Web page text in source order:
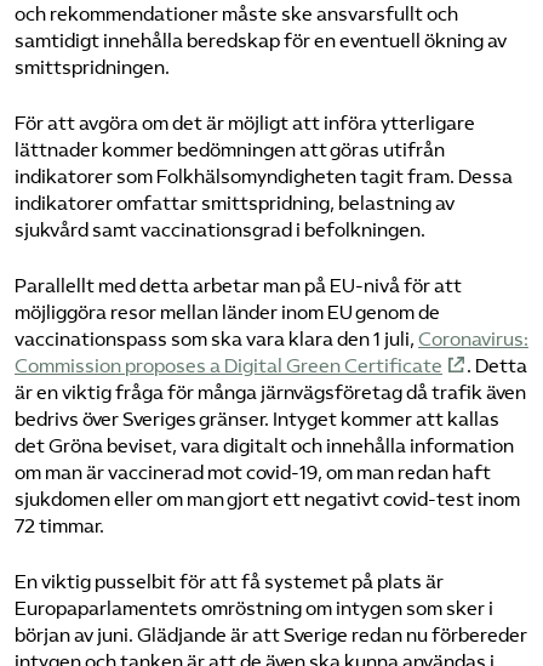
och rekommendationer måste ske ansvarsfullt och
samtidigt innehålla beredskap för en eventuell ökning av
smittspridningen.
För att avgöra om det är möjligt att införa ytterligare
lättnader kommer bedömningen att göras utifrån
indikatorer som Folkhälsomyndigheten tagit fram. Dessa
indikatorer omfattar smittspridning, belastning av
sjukvård samt vaccinationsgrad i befolkningen.
Parallellt med detta arbetar man på EU-nivå för att
möjliggöra resor mellan länder inom EU genom de
vaccinationspass som ska vara klara den 1 juli, Coronavirus:
Commission proposes a Digital Green Certificate
. Detta
är en viktig fråga för många järnvägsföretag då trafik även
bedrivs över Sveriges gränser. Intyget kommer att kallas
det Gröna beviset, vara digitalt och innehålla information
om man är vaccinerad mot covid-19, om man redan haft
sjukdomen eller om man gjort ett negativt covid-test inom
72 timmar.
En viktig pusselbit för att få systemet på plats är
Europaparlamentets omröstning om intygen som sker i
början av juni. Glädjande är att Sverige redan nu förbereder